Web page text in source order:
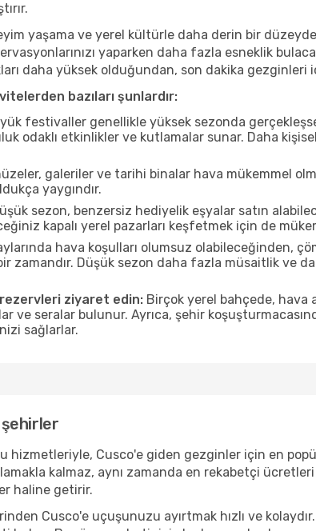
yaşama ve yerel kültürle daha derin bir düzeyde
yaparken daha fazla esneklik
daha yüksek olduğundan, son dakika gezginleri
bazıları şunlardır:
festivaller genellikle yüksek sezonda
odaklı etkinlikler ve kutlamalar sunar. Daha
galeriler ve tarihi binalar hava mükemmel
yaygındır.
sezon, benzersiz hediyelik eşyalar satın
kapalı yerel pazarları keşfetmek için de
hava koşulları olumsuz olabileceğinden,
zamandır. Düşük sezon daha fazla müsaitlik ve
ziyaret edin: Birçok yerel bahçede, hava
ve seralar bulunur. Ayrıca, şehir
sağlarlar.
şehirler
hizmetleriyle, Cusco'e giden gezginler için en
kalmaz, aynı zamanda en rekabetçi
haline getirir.
Cusco'e uçuşunuzu ayırtmak hızlı ve